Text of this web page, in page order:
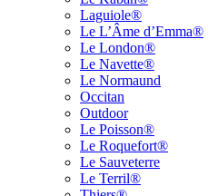
Laguiole®
Le L’Âme d’Emma®
Le London®
Le Navette®
Le Normaund
Occitan
Outdoor
Le Poisson®
Le Roquefort®
Le Sauveterre
Le Terril®